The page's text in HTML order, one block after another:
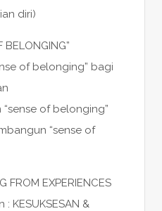
diri)
BELONGING”
of belonging” bagi
of belonging”
“sense of
FROM EXPERIENCES
KESUKSESAN &